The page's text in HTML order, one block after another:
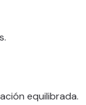
equilibrada.